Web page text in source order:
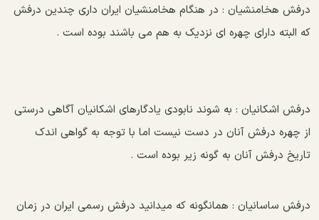
درفش هخامنشیان : در هنگام هخامنشیان ایران داری چندین درفش
که البته دارای چهره ای نزدیک به هم می باشند بوده است .
درفش اشکانیان : به شوند نابودی یادگارهای اشکانیان آگاهی درستی
از چهره درفش آنان در دست نیست اما با توجه به گواهی اندک
تاریخ درفش آنان به گونه زیر بوده است .
درفش ساسانیان : همانگونه که میدانید درفش رسمی ایران در زمان